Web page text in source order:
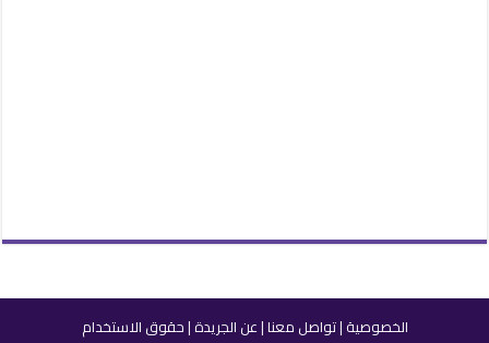
الخصوصية |تواصل معنا |عن الجريدة |حقوق الاستخدام